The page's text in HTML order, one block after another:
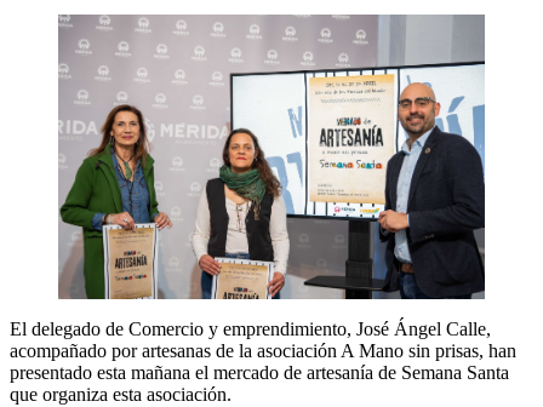
El delegado de Comercio y emprendimiento, José Ángel Calle,
acompañado por artesanas de la asociación A Mano sin prisas, han
presentado esta mañana el mercado de artesanía de Semana Santa
que organiza esta asociación.